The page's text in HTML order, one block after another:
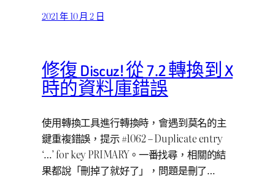
2021 年 10 月 2 日
修復 Discuz! 從 7.2 轉換到 X
時的資料庫錯誤
使用轉換工具進行轉換時，會遇到莫名的主
鍵重複錯誤，提示 #1062 – Duplicate entry
‘…’ for key PRIMARY。一番找尋，相關的結
果都說「刪掉了就好了」，問題是刪了…